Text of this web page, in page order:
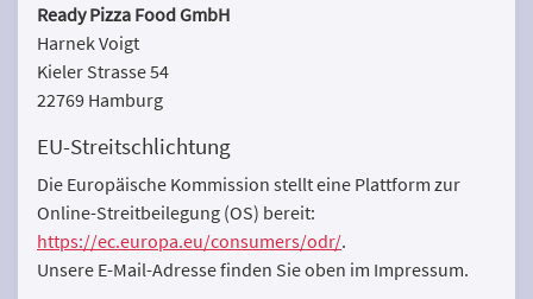
Ready Pizza Food GmbH
Harnek Voigt
Kieler Strasse 54
22769 Hamburg
EU-Streitschlichtung
Die Europäische Kommission stellt eine Plattform zur
Online-Streitbeilegung (OS) bereit:
https://ec.europa.eu/consumers/odr/.
Unsere E-Mail-Adresse finden Sie oben im Impressum.